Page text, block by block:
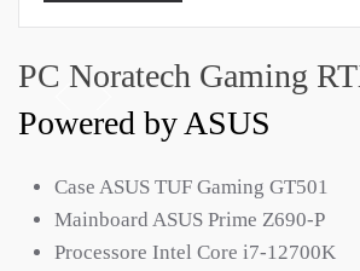
PC Noratech Gaming
Powered by ASUS
Case ASUS TUF Gaming GT501
Mainboard ASUS Prime Z690-P
Processore Intel Core i7-12700K